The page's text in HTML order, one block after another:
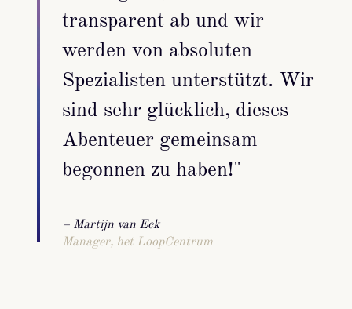
transparent ab und wir
werden von absoluten
Spezialisten unterstützt. Wir
sind sehr glücklich, dieses
Abenteuer gemeinsam
begonnen zu haben!"
– Martijn van Eck
Manager, het LoopCentrum